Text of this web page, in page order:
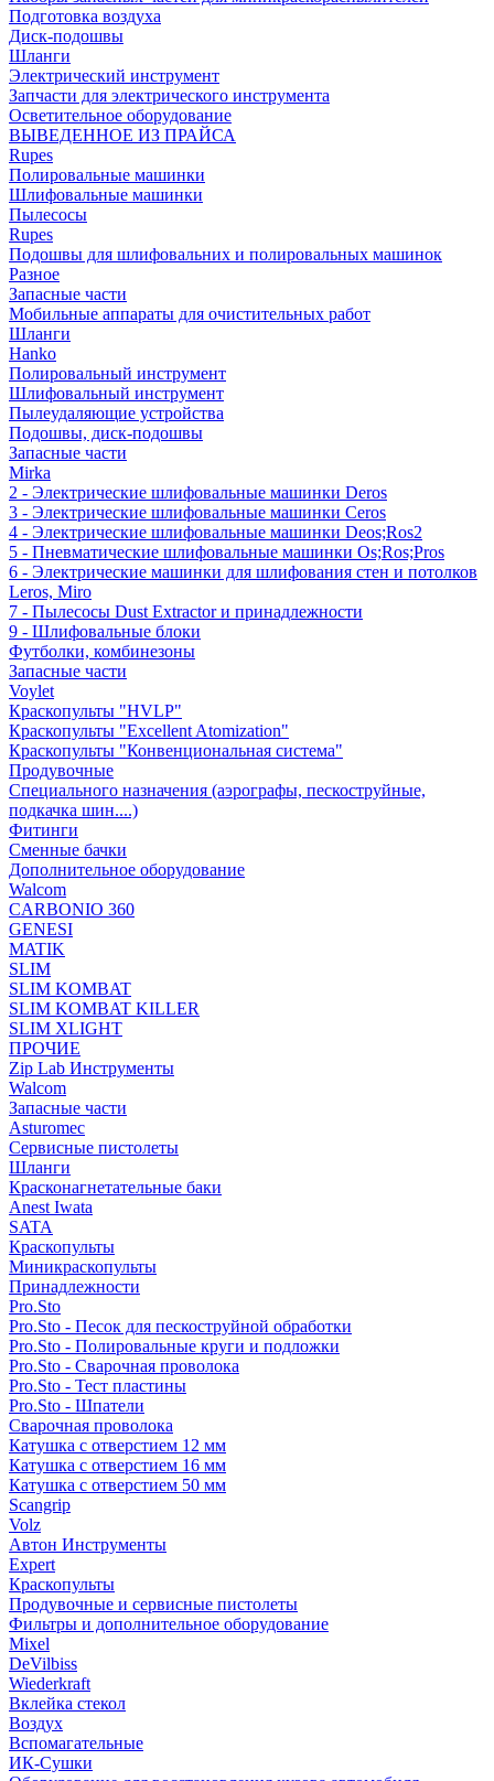
Подготовка воздуха
Диск-подошвы
Шланги
Электрический инструмент
Запчасти для электрического инструмента
Осветительное оборудование
ВЫВЕДЕННОЕ ИЗ ПРАЙСА
Rupes
Полировальные машинки
Шлифовальные машинки
Пылесосы
Rupes
Подошвы для шлифовальних и полировальных машинок
Разное
Запасные части
Мобильные аппараты для очистительных работ
Шланги
Hanko
Полировальный инструмент
Шлифовальный инструмент
Пылеудаляющие устройства
Подошвы, диск-подошвы
Запасные части
Mirka
2 - Электрические шлифовальные машинки Deros
3 - Электрические шлифовальные машинки Ceros
4 - Электрические шлифовальные машинки Deos;Ros2
5 - Пневматические шлифовальные машинки Os;Ros;Pros
6 - Электрические машинки для шлифования стен и потолков
Leros, Miro
7 - Пылесосы Dust Extractor и принадлежности
9 - Шлифовальные блоки
Футболки, комбинезоны
Запасные части
Voylet
Краскопульты "HVLP"
Краскопульты "Excellent Atomization"
Краскопульты "Конвенциональная система"
Продувочные
Специального назначения (аэрографы, пескоструйные,
подкачка шин....)
Фитинги
Сменные бачки
Дополнительное оборудование
Walcom
CARBONIO 360
GENESI
MATIK
SLIM
SLIM KOMBAT
SLIM KOMBAT KILLER
SLIM XLIGHT
ПРОЧИЕ
Zip Lab Инструменты
Walсom
Запасные части
Asturomec
Сервисные пистолеты
Шланги
Красконагнетательные баки
Anest Iwata
SATA
Краскопульты
Миникраскопульты
Принадлежности
Pro.Sto
Pro.Sto - Песок для пескоструйной обработки
Pro.Sto - Полировальные круги и подложки
Pro.Sto - Сварочная проволока
Pro.Sto - Тест пластины
Pro.Sto - Шпатели
Сварочная проволока
Катушка с отверстием 12 мм
Катушка с отверстием 16 мм
Катушка с отверстием 50 мм
Scangrip
Volz
Автон Инструменты
Expert
Краскопульты
Продувочные и сервисные пистолеты
Фильтры и дополнительное оборудование
Mixel
DeVilbiss
Wiederkraft
Вклейка стекол
Воздух
Вспомагательные
ИК-Сушки